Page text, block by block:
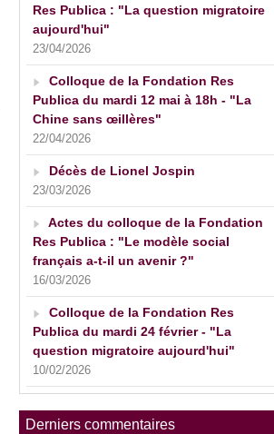
Res Publica : "La question migratoire
aujourd'hui"
23/04/2026
Colloque de la Fondation Res
Publica du mardi 12 mai à 18h - "La
Chine sans œillères"
22/04/2026
Décès de Lionel Jospin
23/03/2026
Actes du colloque de la Fondation
Res Publica : "Le modèle social
français a-t-il un avenir ?"
16/03/2026
Colloque de la Fondation Res
Publica du mardi 24 février - "La
question migratoire aujourd'hui"
10/02/2026
Derniers commentaires